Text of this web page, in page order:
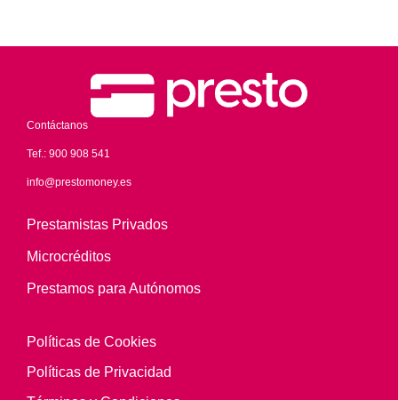
Contáctanos
Tef.: 900 908 541
info@prestomoney.es
Prestamistas Privados
Microcréditos
Prestamos para Autónomos
Políticas de Cookies
Políticas de Privacidad